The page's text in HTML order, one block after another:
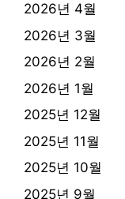
2026년 4월
2026년 3월
2026년 2월
2026년 1월
2025년 12월
2025년 11월
2025년 10월
2025년 9월